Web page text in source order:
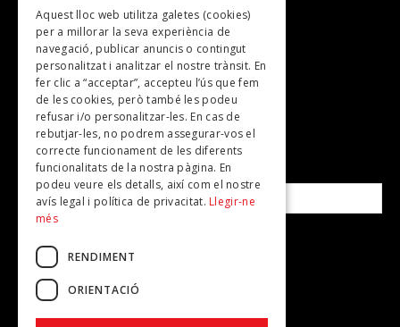
TV
Plans per fer
Revistes
SUBSCRIU-TE A LA NOSTRA NEWSLETTER!
Correu electrònic*
Accepto lapolítica de privacitat
Aquest lloc web utilitza galetes (cookies)
per a millorar la seva experiència de
navegació, publicar anuncis o contingut
personalitzat i analitzar el nostre trànsit. En
fer clic a “acceptar”, accepteu l’ús que fem
de les cookies, però també les podeu
refusar i/o personalitzar-les. En cas de
rebutjar-les, no podrem assegurar-vos el
correcte funcionament de les diferents
funcionalitats de la nostra pàgina. En
podeu veure els detalls, així com el nostre
avís legal i política de privacitat. Llegir-ne
més
RENDIMENT
ORIENTACIÓ